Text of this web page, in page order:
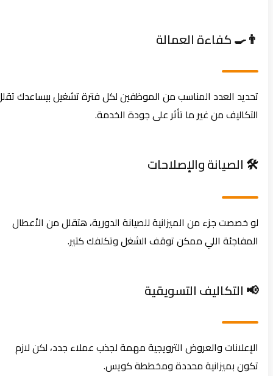
👨‍🍳 كفاءة العمالة
تحديد العدد المناسب من الموظفين لكل فترة تشغيل بيساعدك تقلل
التكاليف من غير ما تأثر على جودة الخدمة.
🛠️ الصيانة والإصلاحات
لو خصصت جزء من الميزانية للصيانة الدورية، هتقلل من الأعطال
المفاجئة اللي ممكن توقف الشغل وتكلفك كتير.
📢 التكاليف التسويقية
الإعلانات والعروض الترويجية مهمة لجذب عملاء جدد، لكن لازم
تكون بميزانية محددة ومخططة كويس.